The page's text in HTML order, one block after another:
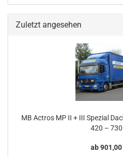
Zuletzt angesehen
MB Actros MP II + III Spezial
420 –
ab 901,00